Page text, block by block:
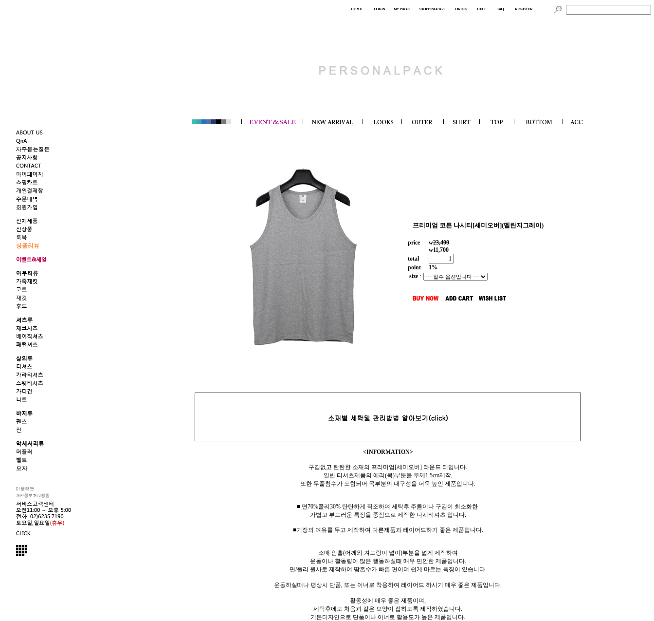
프리미엄 코튼 나시티[세미오버](멜란지그레이)
price w23,400
w11,700
total
point
1%
size :
<INFORMATION>
구김없고 탄탄한 소재의 프리미엄[세미오버] 라운드 티입니다.
일반 티셔츠제품의 에리(목)부분을 두께1.5cm제작,
또한 두줄침수가 포함되어 목부분의 내구성을 더욱 높인 제품입니다.
■ 면70%폴리30% 탄탄하게 직조하여 세탁후 주름이나 구김이 최소화한
가볍고 부드러운 특징을 중점으로 제작한 나시티셔츠 입니다.
■기장의 여유를 두고 제작하여 다른제품과 레이어드하기 좋은 제품입니다.
소매 암홀(어께와 겨드랑이 넓이)부분을 넓게 제작하여
운동이나 활동량이 많은 행동하실때 매우 편안한 제품입니다.
면/폴리 원사로 제작하여 땀흡수가 빠른 편이며 쉽게 마르는 특징이 있습니다.
운동하실때나 평상시 단품, 또는 이너로 착용하여 레이어드 하시기 매우 좋은 제품입니다.
활동성에 매우 좋은 제품이며,
세탁후에도 처음과 같은 모양이 잡히도록 제작하였습니다.
기본디자인으로 단품이나 이너로 활용도가 높은 제품입니다.